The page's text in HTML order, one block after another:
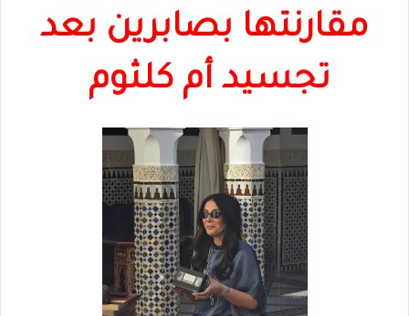
مقارنتها بصابرين بعد
تجسيد أم كلثوم